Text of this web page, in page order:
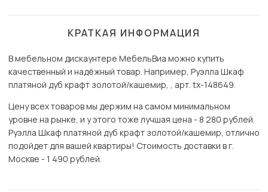
КРАТКАЯ ИНФОРМАЦИЯ
В мебельном дискаунтере МебельВиа можно купить
качественный и надёжный товар. Например, Руэлла Шкаф
платяной дуб крафт золотой/кашемир, , арт. tx-148649.
Цену всех товаров мы держим на самом минимальном
уровне на рынке, и у этого тоже лучшая цена - 8 280 рублей.
Руэлла Шкаф платяной дуб крафт золотой/кашемир, отлично
подойдет для вашей квартиры! Стоимость доставки в г.
Москве - 1 490 рублей.